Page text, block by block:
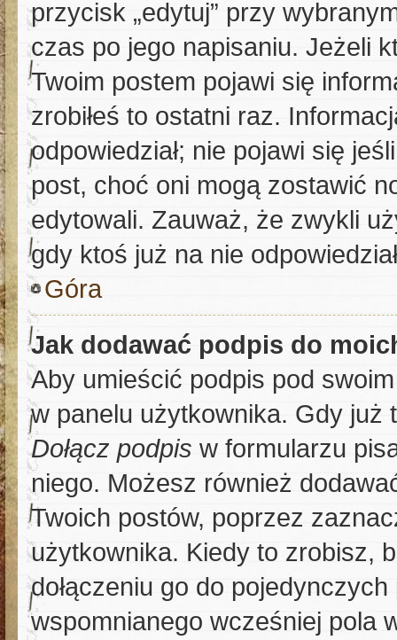
przycisk „edytuj” przy
czas po jego napisaniu. Jeżeli
Twoim postem pojawi się
zrobiłeś to ostatni raz.
odpowiedział; nie pojawi się
post, choć oni mogą zostawić
edytowali. Zauważ, że zwykli
gdy ktoś już na nie
Góra
Jak dodawać podpis do
Aby umieścić podpis pod
w panelu użytkownika. Gdy
Dołącz podpis w formularzu
niego. Możesz również
Twoich postów, poprzez
użytkownika. Kiedy to zrobisz,
dołączeniu go do
wspomnianego wcześniej pola